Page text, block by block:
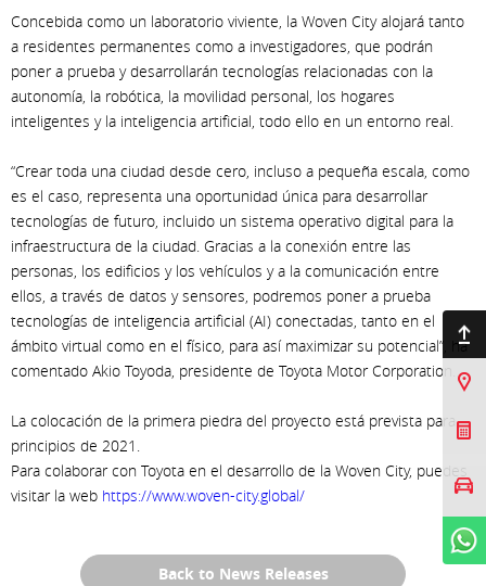
Concebida como un laboratorio viviente, la Woven City alojará tanto
a residentes permanentes como a investigadores, que podrán
poner a prueba y desarrollarán tecnologías relacionadas con la
autonomía, la robótica, la movilidad personal, los hogares
inteligentes y la inteligencia artificial, todo ello en un entorno real.
“Crear toda una ciudad desde cero, incluso a pequeña escala, como
es el caso, representa una oportunidad única para desarrollar
tecnologías de futuro, incluido un sistema operativo digital para la
infraestructura de la ciudad. Gracias a la conexión entre las
personas, los edificios y los vehículos y a la comunicación entre
ellos, a través de datos y sensores, podremos poner a prueba
tecnologías de inteligencia artificial (AI) conectadas, tanto en el
ámbito virtual como en el físico, para así maximizar su potencial”, ha
comentado Akio Toyoda, presidente de Toyota Motor Corporation.
La colocación de la primera piedra del proyecto está prevista para
principios de 2021.
Para colaborar con Toyota en el desarrollo de la Woven City, puedes
visitar la web https://www.woven-city.global/
Back to News Releases
Ir arriba
Sucursales
Cotizar Mi Toyota
Agendar prueba de
manejo